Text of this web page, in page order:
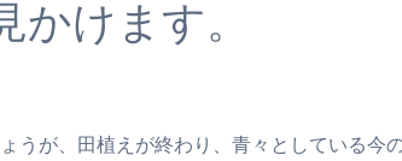
かけます。
うが、田植えが終わり、青々としている今